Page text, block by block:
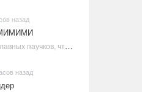
назад
17 настолько славных паучков, что даже у арахнофобов появится желание их погладить
назад